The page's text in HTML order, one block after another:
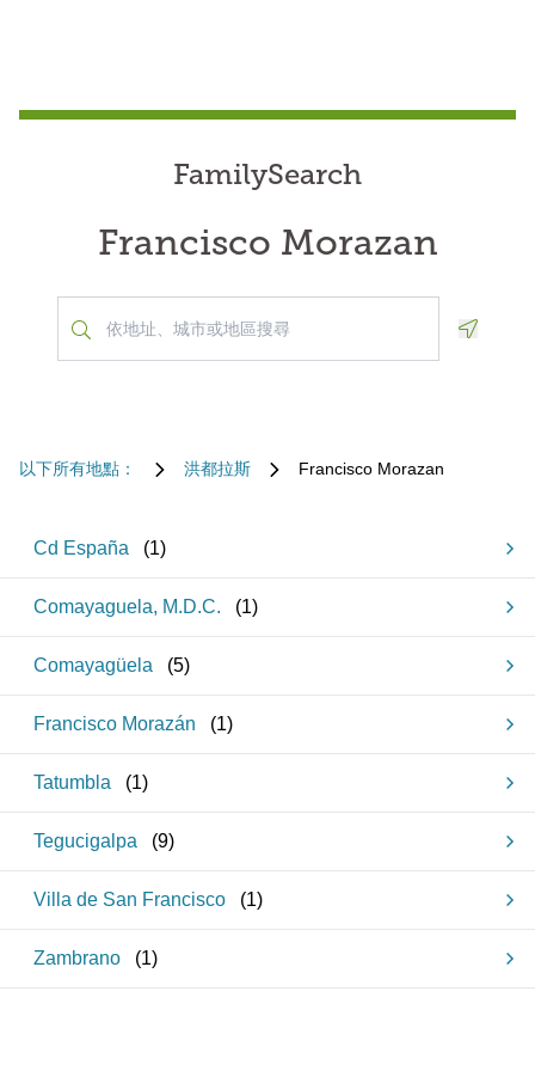
FamilySearch
Francisco Morazan
以下所有地點： 洪都拉斯 Francisco Morazan
Cd España (1)
Comayaguela, M.D.C. (1)
Comayagüela (5)
Francisco Morazán (1)
Tatumbla (1)
Tegucigalpa (9)
Villa de San Francisco (1)
Zambrano (1)